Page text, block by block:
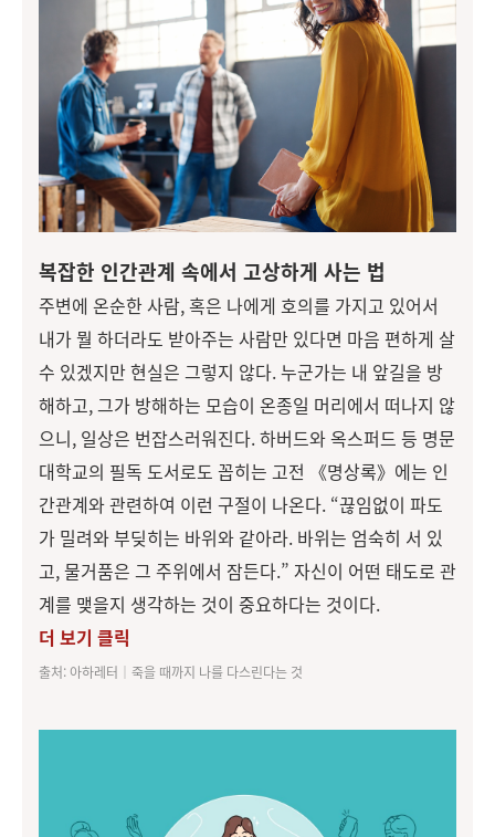
복잡한 인간관계 속에서 고상하게 사는 법
주변에 온순한 사람, 혹은 나에게 호의를 가지고 있어서
내가 뭘 하더라도 받아주는 사람만 있다면 마음 편하게 살
수 있겠지만 현실은 그렇지 않다. 누군가는 내 앞길을 방
해하고, 그가 방해하는 모습이 온종일 머리에서 떠나지 않
으니, 일상은 번잡스러워진다. 하버드와 옥스퍼드 등 명문
대학교의 필독 도서로도 꼽히는 고전 《명상록》에는 인
간관계와 관련하여 이런 구절이 나온다. “끊임없이 파도
가 밀려와 부딪히는 바위와 같아라. 바위는 엄숙히 서 있
고, 물거품은 그 주위에서 잠든다.” 자신이 어떤 태도로 관
계를 맺을지 생각하는 것이 중요하다는 것이다.
더 보기 클릭
출처: 아하레터│죽을 때까지 나를 다스린다는 것